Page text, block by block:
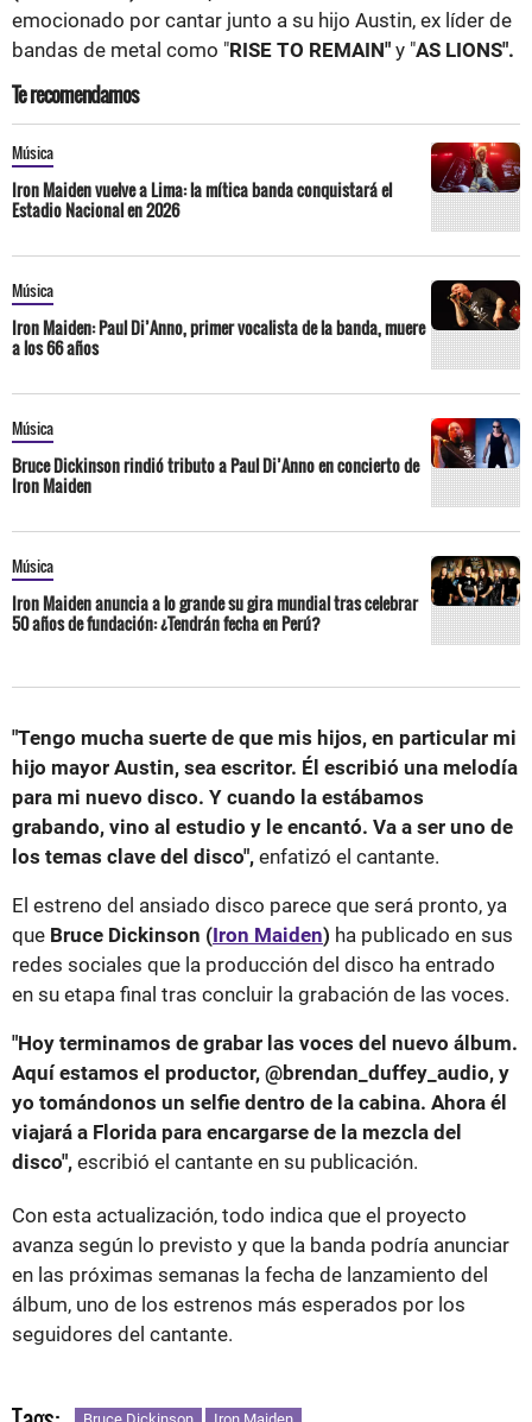
emocionado por cantar junto a su hijo Austin, ex líder de
bandas de metal como "RISE TO REMAIN" y "AS LIONS".
Te recomendamos
Música
Iron Maiden vuelve a Lima: la mítica banda conquistará el
Estadio Nacional en 2026
Música
Iron Maiden: Paul Di’Anno, primer vocalista de la banda, muere
a los 66 años
Música
Bruce Dickinson rindió tributo a Paul Di’Anno en concierto de
Iron Maiden
Música
Iron Maiden anuncia a lo grande su gira mundial tras celebrar
50 años de fundación: ¿Tendrán fecha en Perú?
"Tengo mucha suerte de que mis hijos, en particular mi
hijo mayor Austin, sea escritor. Él escribió una melodía
para mi nuevo disco. Y cuando la estábamos
grabando, vino al estudio y le encantó. Va a ser uno de
los temas clave del disco", enfatizó el cantante.
El estreno del ansiado disco parece que será pronto, ya
que Bruce Dickinson (Iron Maiden) ha publicado en sus
redes sociales que la producción del disco ha entrado
en su etapa final tras concluir la grabación de las voces.
"Hoy terminamos de grabar las voces del nuevo álbum.
Aquí estamos el productor, @brendan_duffey_audio, y
yo tomándonos un selfie dentro de la cabina. Ahora él
viajará a Florida para encargarse de la mezcla del
disco", escribió el cantante en su publicación.
Con esta actualización, todo indica que el proyecto
avanza según lo previsto y que la banda podría anunciar
en las próximas semanas la fecha de lanzamiento del
álbum, uno de los estrenos más esperados por los
seguidores del cantante.